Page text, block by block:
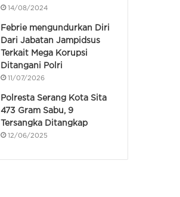
14/08/2024
Febrie mengundurkan Diri
Dari Jabatan Jampidsus
Terkait Mega Korupsi
Ditangani Polri
11/07/2026
Polresta Serang Kota Sita
473 Gram Sabu, 9
Tersangka Ditangkap
12/06/2025